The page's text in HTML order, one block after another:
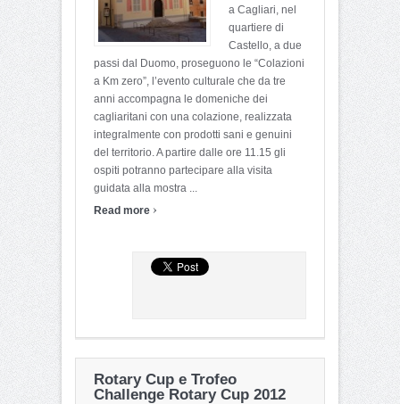
a Cagliari, nel
quartiere di
Castello, a due
passi dal Duomo, proseguono le “Colazioni
a Km zero”, l’evento culturale che da tre
anni accompagna le domeniche dei
cagliaritani con una colazione, realizzata
integralmente con prodotti sani e genuini
del territorio. A partire dalle ore 11.15 gli
ospiti potranno partecipare alla visita
guidata alla mostra ...
Read more ›
Rotary Cup e Trofeo
Challenge Rotary Cup 2012